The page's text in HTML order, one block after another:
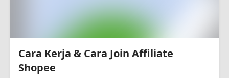
Cara Kerja & Cara Join Affiliate
Shopee